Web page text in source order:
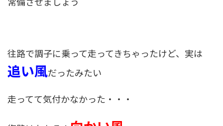
往路で調子に乗って走ってきちゃったけど、実は
追い風だったみたい
走ってて気付かなかった・・・